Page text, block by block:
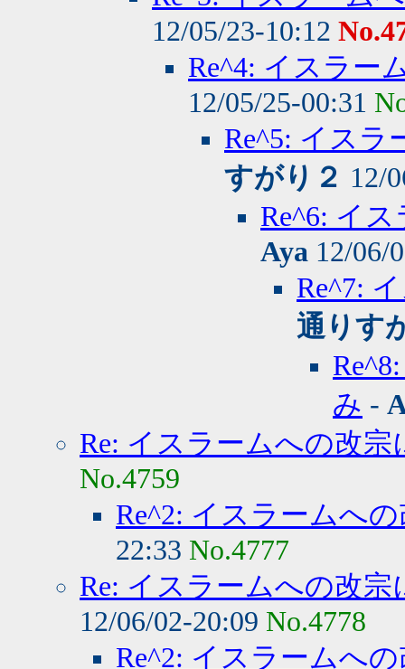
12/05/23-10:12
Re^4: イスラー
12/05/25-00:31
Re^5: イスラ
すがり２ 12/
Re^6: イ
Aya 12/06/
Re^7:
通りす
み -
Re: イスラームへの改
No.4759
Re^2: イスラームへ
22:33 No.4777
Re: イスラームへの改
12/06/02-20:09 No.4778
Re^2: イスラームへ